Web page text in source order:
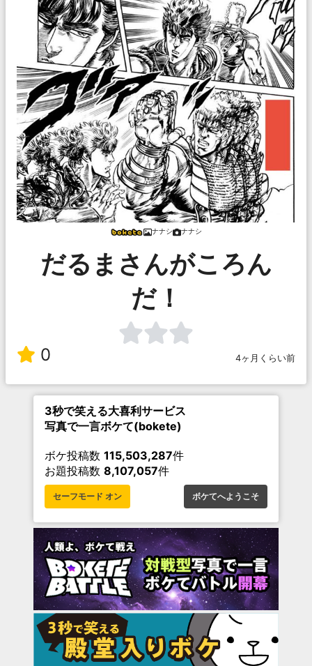
ナナシ ナナシ
だるまさんがころん
だ！
0 4ヶ月くらい前
3秒で笑える大喜利サービス
写真で一言ボケて(bokete)
ボケ投稿数 115,503,287件
お題投稿数 8,107,057件
セーフモード オン ボケてへようこそ